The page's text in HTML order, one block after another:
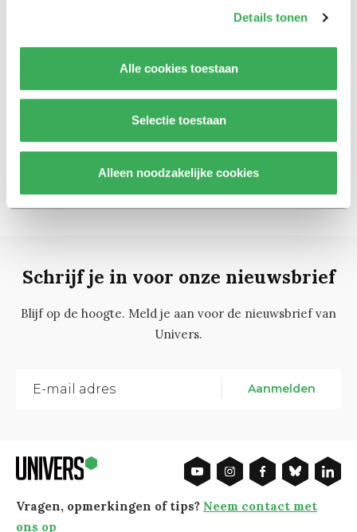
Details tonen
Alle cookies toestaan
Selectie toestaan
Alleen noodzakelijke cookies
vaker hoogopgeleid dan
mannen
Schrijf je in voor onze nieuwsbrief
Blijf op de hoogte. Meld je aan voor de nieuwsbrief van
Univers.
Aanmelden
Vragen, opmerkingen of tips? Neem contact met
ons op